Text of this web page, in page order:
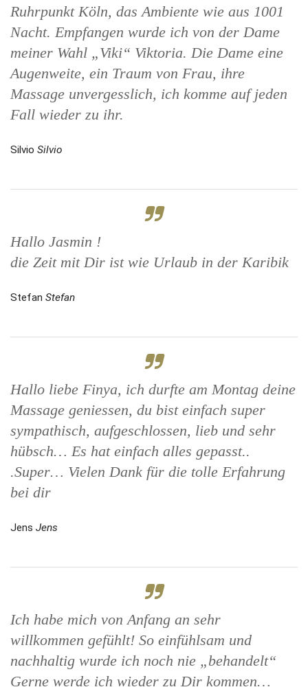
Ruhrpunkt Köln, das Ambiente wie aus 1001
Nacht. Empfangen wurde ich von der Dame
meiner Wahl „Viki“ Viktoria. Die Dame eine
Augenweite, ein Traum von Frau, ihre
Massage unvergesslich, ich komme auf jeden
Fall wieder zu ihr.
Silvio Silvio
Hallo Jasmin !
die Zeit mit Dir ist wie Urlaub in der Karibik
Stefan Stefan
Hallo liebe Finya, ich durfte am Montag deine
Massage geniessen, du bist einfach super
sympathisch, aufgeschlossen, lieb und sehr
hübsch… Es hat einfach alles gepasst..
.Super… Vielen Dank für die tolle Erfahrung
bei dir
Jens Jens
Ich habe mich von Anfang an sehr
willkommen gefühlt! So einfühlsam und
nachhaltig wurde ich noch nie „behandelt“
Gerne werde ich wieder zu Dir kommen…